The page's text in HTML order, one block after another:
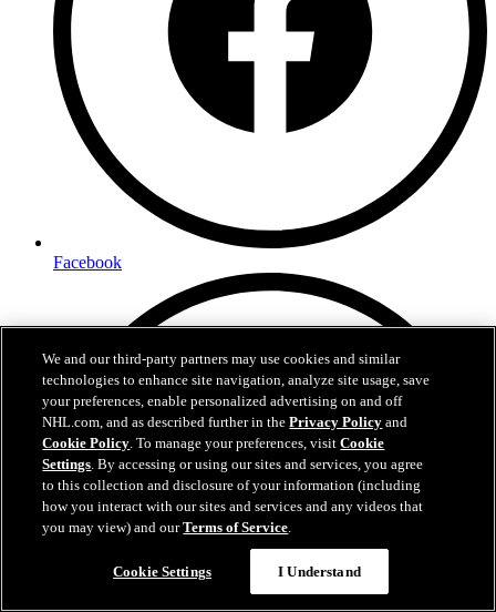
Facebook
We and our third-party partners may use cookies and similar
technologies to enhance site navigation, analyze site usage, save
your preferences, enable personalized advertising on and off
NHL.com, and as described further in thePrivacy Policy and
Cookie Policy. To manage your preferences, visitCookie
Settings. By accessing or using our sites and services, you agree
to this collection and disclosure of your information (including
how you interact with our sites and services and any videos that
you may view) and ourTerms of Service.
Cookie Settings I Understand